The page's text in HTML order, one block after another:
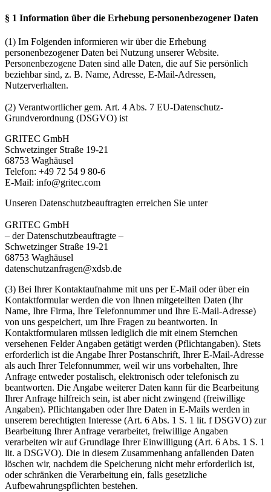
§ 1 Information über die Erhebung personenbezogener Daten
(1) Im Folgenden informieren wir über die Erhebung
personenbezogener Daten bei Nutzung unserer Website.
Personenbezogene Daten sind alle Daten, die auf Sie persönlich
beziehbar sind, z. B. Name, Adresse, E-Mail-Adressen,
Nutzerverhalten.
(2) Verantwortlicher gem. Art. 4 Abs. 7 EU-Datenschutz-
Grundverordnung (DSGVO) ist
GRITEC GmbH
Schwetzinger Straße 19-21
68753 Waghäusel
Telefon: +49 72 54 9 80-6
E-Mail: info@gritec.com
Unseren Datenschutzbeauftragten erreichen Sie unter
GRITEC GmbH
– der Datenschutzbeauftragte –
Schwetzinger Straße 19-21
68753 Waghäusel
datenschutzanfragen@xdsb.de
(3) Bei Ihrer Kontaktaufnahme mit uns per E-Mail oder über ein
Kontaktformular werden die von Ihnen mitgeteilten Daten (Ihr
Name, Ihre Firma, Ihre Telefonnummer und Ihre E-Mail-Adresse)
von uns gespeichert, um Ihre Fragen zu beantworten. In
Kontaktformularen müssen lediglich die mit einem Sternchen
versehenen Felder Angaben getätigt werden (Pflichtangaben). Stets
erforderlich ist die Angabe Ihrer Postanschrift, Ihrer E-Mail-Adresse
als auch Ihrer Telefonnummer, weil wir uns vorbehalten, Ihre
Anfrage entweder postalisch, elektronisch oder telefonisch zu
beantworten. Die Angabe weiterer Daten kann für die Bearbeitung
Ihrer Anfrage hilfreich sein, ist aber nicht zwingend (freiwillige
Angaben). Pflichtangaben oder Ihre Daten in E-Mails werden in
unserem berechtigten Interesse (Art. 6 Abs. 1 S. 1 lit. f DSGVO) zur
Bearbeitung Ihrer Anfrage verarbeitet, freiwillige Angaben
verarbeiten wir auf Grundlage Ihrer Einwilligung (Art. 6 Abs. 1 S. 1
lit. a DSGVO). Die in diesem Zusammenhang anfallenden Daten
löschen wir, nachdem die Speicherung nicht mehr erforderlich ist,
oder schränken die Verarbeitung ein, falls gesetzliche
Aufbewahrungspflichten bestehen.